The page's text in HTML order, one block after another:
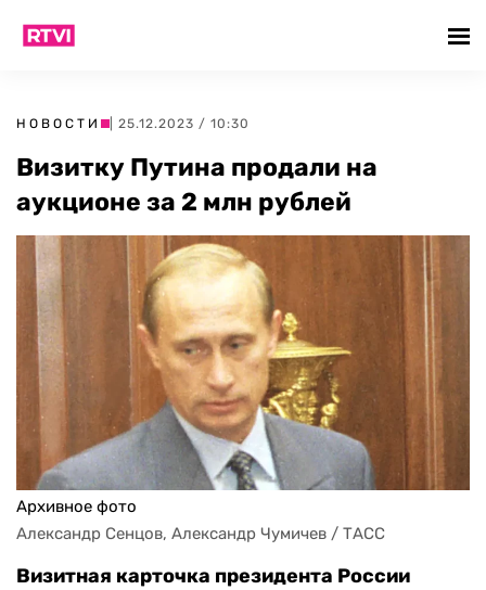
НОВОСТИ | 25.12.2023 / 10:30
Визитку Путина продали на
аукционе за 2 млн рублей
Архивное фото
Александр Сенцов, Александр Чумичев / ТАСС
Визитная карточка президента России